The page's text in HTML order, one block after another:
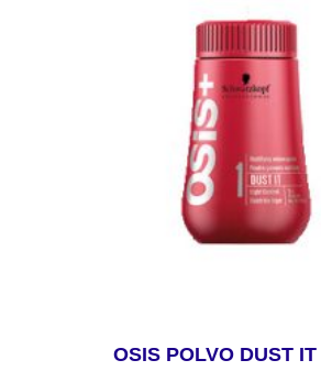
OSIS POLVO DUST IT